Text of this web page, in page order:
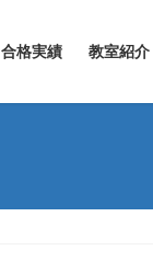
合格実績 教室紹介